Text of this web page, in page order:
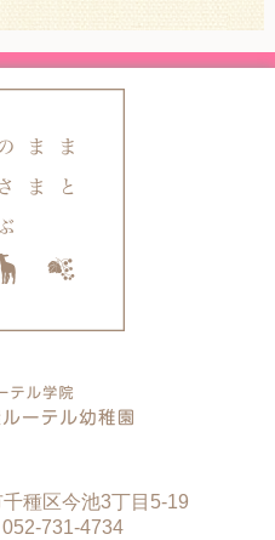
種区今池3丁目5-19
731-4734